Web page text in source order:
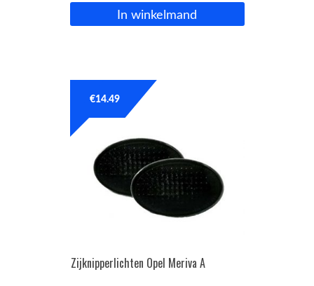
In winkelmand
Zijknipperlichten Opel Meriva A
€14.49